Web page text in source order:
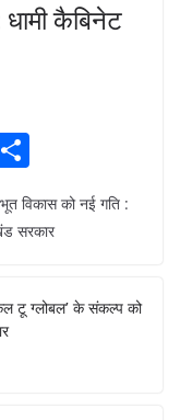
कैबिनेट
h
ar
विकास को नई गति :
सरकार
टू ग्लोबल’ के संकल्प को